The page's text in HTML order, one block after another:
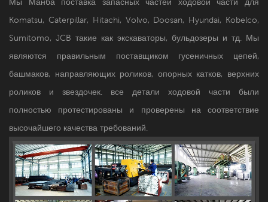
Мы Манба поставка запасных частей ходовой части для
Komatsu, Caterpillar, Hitachi, Volvo, Doosan, Hyundai, Kobelco,
Sumitomo, JCB такие как экскаваторы, бульдозеры и тд. Мы
являются правильным поставщиком гусеничных цепей,
башмаков, направляющих роликов, опорных катков, верхних
роликов и звездочек. все детали ходовой части были
полностью протестированы и проверены на соответствие
высочайшего качества требований.